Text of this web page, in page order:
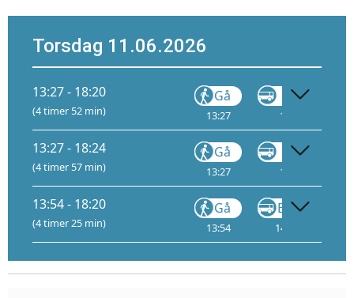
Torsdag 11.06.2026
13:27 - 18:20
(4 timer 52 min)
Gå
13:27
VY170
13:43
13:27 - 18:24
(4 timer 57 min)
Gå
13:27
VY170
13:43
13:54 - 18:20
(4 timer 25 min)
Gå
13:54
Buss
14:09